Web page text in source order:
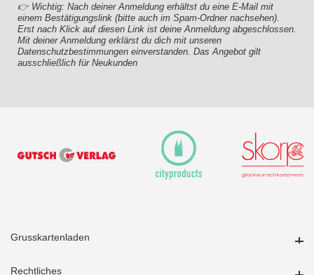
👉 Wichtig: Nach deiner Anmeldung erhältst du eine E-Mail mit
einem Bestätigungslink (bitte auch im Spam-Ordner nachsehen).
Erst nach Klick auf diesen Link ist deine Anmeldung abgeschlossen.
Mit deiner Anmeldung erklärst du dich mit unseren
Datenschutzbestimmungen einverstanden. Das Angebot gilt
ausschließlich für Neukunden
Grusskartenladen
Rechtliches